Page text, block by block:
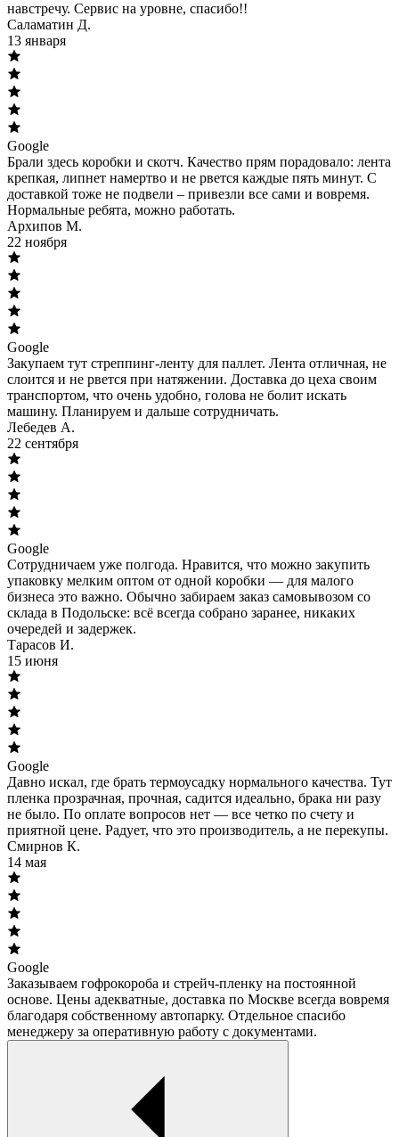
навстречу. Сервис на уровне, спасибо!!
Саламатин Д.
13 января
Google
Брали здесь коробки и скотч. Качество прям порадовало: лента
крепкая, липнет намертво и не рвется каждые пять минут. С
доставкой тоже не подвели – привезли все сами и вовремя.
Нормальные ребята, можно работать.
Архипов М.
22 ноября
Google
Закупаем тут стреппинг-ленту для паллет. Лента отличная, не
слоится и не рвется при натяжении. Доставка до цеха своим
транспортом, что очень удобно, голова не болит искать
машину. Планируем и дальше сотрудничать.
Лебедев А.
22 сентября
Google
Сотрудничаем уже полгода. Нравится, что можно закупить
упаковку мелким оптом от одной коробки — для малого
бизнеса это важно. Обычно забираем заказ самовывозом со
склада в Подольске: всё всегда собрано заранее, никаких
очередей и задержек.
Тарасов И.
15 июня
Google
Давно искал, где брать термоусадку нормального качества. Тут
пленка прозрачная, прочная, садится идеально, брака ни разу
не было. По оплате вопросов нет — все четко по счету и
приятной цене. Радует, что это производитель, а не перекупы.
Смирнов К.
14 мая
Google
Заказываем гофрокороба и стрейч-пленку на постоянной
основе. Цены адекватные, доставка по Москве всегда вовремя
благодаря собственному автопарку. Отдельное спасибо
менеджеру за оперативную работу с документами.